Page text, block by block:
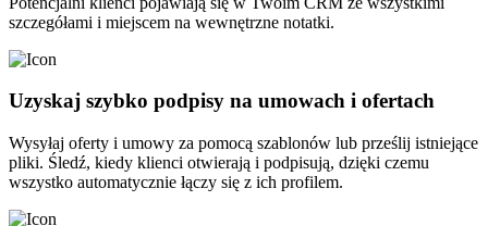
szczegółami i miejscem na wewnętrzne notatki.
Uzyskaj szybko podpisy na umowach i ofertach
Wysyłaj oferty i umowy za pomocą szablonów lub prześlij istniejące
pliki. Śledź, kiedy klienci otwierają i podpisują, dzięki czemu
wszystko automatycznie łączy się z ich profilem.